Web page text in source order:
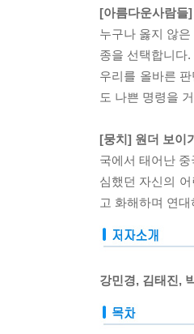
[아름다운사람들
누구나 옳지 않
종을 선택합니다
우리를 올바른
도 나쁜 명령을
[뭉치] 원더 보이
국에서 태어난
심했던 자신의
고 화해하며 연
강민경, 김태진,